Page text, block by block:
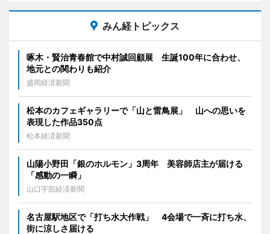
みん経トピックス
啄木・賢治青春館で中村誠回顧展 生誕100年に合わせ、
地元との関わりも紹介
盛岡経済新聞
松本のカフェギャラリーで「山と雷鳥展」 山への思いを
表現した作品350点
松本経済新聞
山陽小野田「銀のホルモン」3周年 美容師店主が届ける
「感動の一瞬」
山口宇部経済新聞
名古屋駅地区で「打ち水大作戦」 4会場で一斉に打ち水、
街に涼しさ届ける